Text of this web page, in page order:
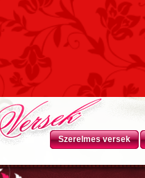
Szerelmes versek